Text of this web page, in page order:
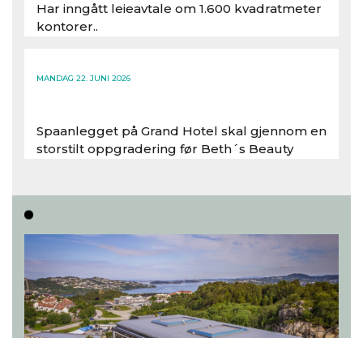
Har inngått leieavtale om 1.600 kvadratmeter
kontorer..
MANDAG 22. JUNI 2026
Spaanlegget på Grand Hotel skal gjennom en
storstilt oppgradering før Beth´s Beauty
Les hele artikkelen